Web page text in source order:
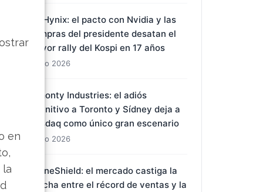
en
la
forzosa
1 Ago 2026
SK Hynix: el pacto con Nvidia y las
mayor rally del Kospi en 17 años
1 Ago 2026
Almonty Industries: el adiós
Nasdaq como único gran escenario
1 Ago 2026